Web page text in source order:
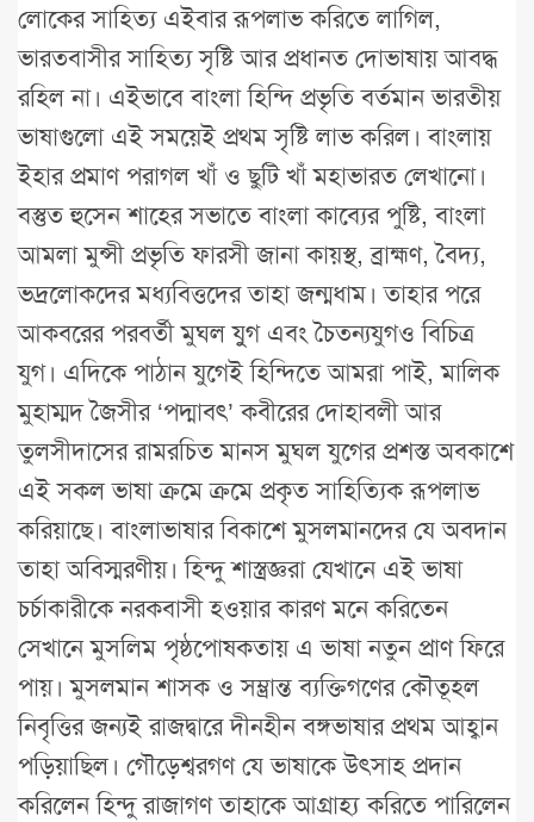
লোকের সাহিত্য এইবার রূপলাভ করিতে লাগিল,
ভারতবাসীর সাহিত্য সৃষ্টি আর প্রধানত দোভাষায় আবদ্ধ
রহিল না। এইভাবে বাংলা হিন্দি প্রভৃতি বর্তমান ভারতীয়
ভাষাগুলো এই সময়েই প্রথম সৃষ্টি লাভ করিল। বাংলায়
ইহার প্রমাণ পরাগল খাঁ ও ছুটি খাঁ মহাভারত লেখানো।
বস্তুত হুসেন শাহের সভাতে বাংলা কাব্যের পুষ্টি, বাংলা
আমলা মুন্সী প্রভৃতি ফারসী জানা কায়স্থ, ব্রাহ্মণ, বৈদ্য,
ভদ্রলোকদের মধ্যবিত্তদের তাহা জন্মধাম। তাহার পরে
আকবরের পরবর্তী মুঘল যুুগ এবং চৈতন্যযুগও বিচিত্র
যুগ। এদিকে পাঠান যুগেই হিন্দিতে আমরা পাই, মালিক
মুহাম্মদ জৈসীর ‘পদ্মাবৎ’ কবীরের দোহাবলী আর
তুলসীদাসের রামরচিত মানস মুঘল যুগের প্রশস্ত অবকাশে
এই সকল ভাষা ক্রমে ক্রমে প্রকৃত সাহিত্যিক রূপলাভ
করিয়াছে। বাংলাভাষার বিকাশে মুসলমানদের যে অবদান
তাহা অবিস্মরণীয়। হিন্দু শাস্ত্রজ্ঞরা যেখানে এই ভাষা
চর্চাকারীকে নরকবাসী হওয়ার কারণ মনে করিতেন
সেখানে মুসলিম পৃষ্ঠপোষকতায় এ ভাষা নতুন প্রাণ ফিরে
পায়। মুসলমান শাসক ও সম্ভ্রান্ত ব্যক্তিগণের কৌতূহল
নিবৃত্তির জন্যই রাজদ্বারে দীনহীন বঙ্গভাষার প্রথম আহ্বান
পড়িয়াছিল। গৌড়েশ্বরগণ যে ভাষাকে উৎসাহ প্রদান
করিলেন হিন্দু রাজাগণ তাহাকে আগ্রাহ্য করিতে পারিলেন